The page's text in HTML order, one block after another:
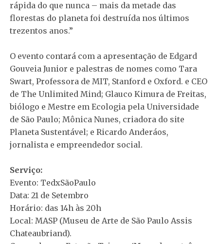
rápida do que nunca – mais da metade das
florestas do planeta foi destruída nos últimos
trezentos anos.”
O evento contará com a apresentação de Edgard
Gouveia Junior e palestras de nomes como Tara
Swart, Professora de MIT, Stanford e Oxford. e CEO
de The Unlimited Mind; Glauco Kimura de Freitas,
biólogo e Mestre em Ecologia pela Universidade
de São Paulo; Mônica Nunes, criadora do site
Planeta Sustentável; e Ricardo Anderáos,
jornalista e empreendedor social.
Serviço:
Evento: TedxSãoPaulo
Data: 21 de Setembro
Horário: das 14h às 20h
Local: MASP (Museu de Arte de São Paulo Assis
Chateaubriand).